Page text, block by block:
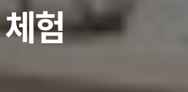
험